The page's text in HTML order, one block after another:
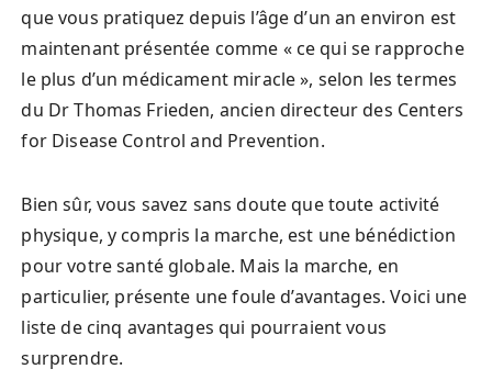
que vous pratiquez depuis l’âge d’un an environ est
maintenant présentée comme « ce qui se rapproche
le plus d’un médicament miracle », selon les termes
du Dr Thomas Frieden, ancien directeur des Centers
for Disease Control and Prevention.
Bien sûr, vous savez sans doute que toute activité
physique, y compris la marche, est une bénédiction
pour votre santé globale. Mais la marche, en
particulier, présente une foule d’avantages. Voici une
liste de cinq avantages qui pourraient vous
surprendre.